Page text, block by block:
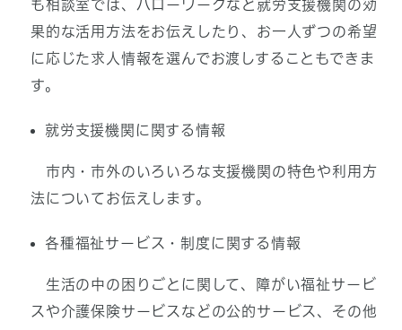
も相談室では、ハローワークなど就労支援機関の効
果的な活用方法をお伝えしたり、お一人ずつの希望
に応じた求人情報を選んでお渡しすることもできま
す。
就労支援機関に関する情報
市内・市外のいろいろな支援機関の特色や利用方
法についてお伝えします。
各種福祉サービス・制度に関する情報
生活の中の困りごとに関して、障がい福祉サービ
スや介護保険サービスなどの公的サービス、その他